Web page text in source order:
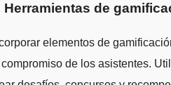
Herramientas de
elementos de
de los asistentes.